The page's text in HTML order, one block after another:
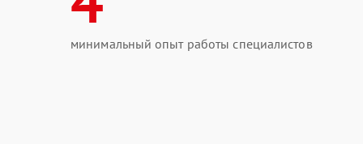
минимальный опыт работы специалистов